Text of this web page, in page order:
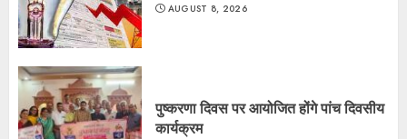
AUGUST 8, 2026
पुष्करणा दिवस पर आयोजित होंगे पांच दिवसीय
कार्यक्रम